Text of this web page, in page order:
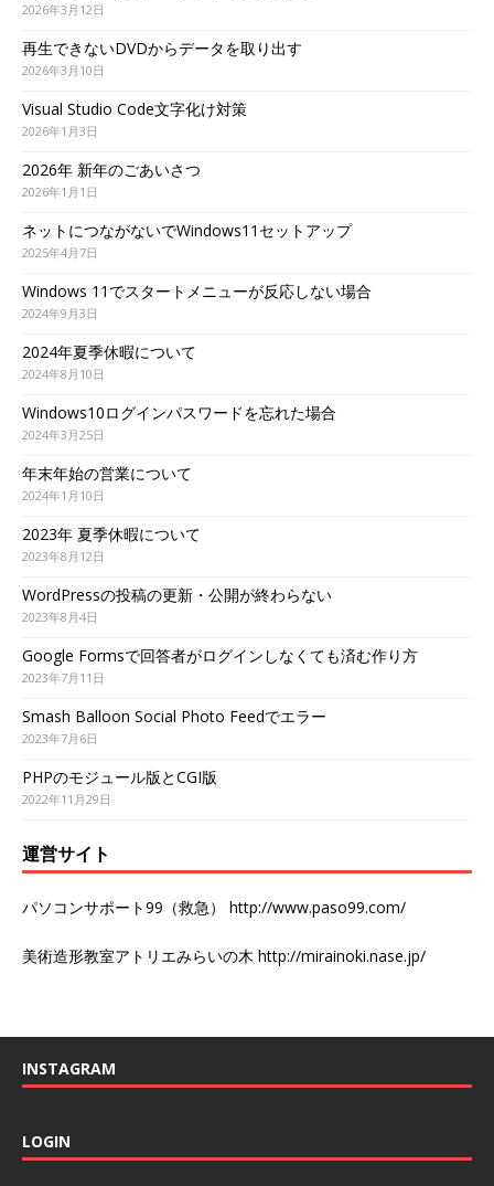
2026年3月12日
再生できないDVDからデータを取り出す
2026年3月10日
Visual Studio Code文字化け対策
2026年1月3日
2026年 新年のごあいさつ
2026年1月1日
ネットにつながないでWindows11セットアップ
2025年4月7日
Windows 11でスタートメニューが反応しない場合
2024年9月3日
2024年夏季休暇について
2024年8月10日
Windows10ログインパスワードを忘れた場合
2024年3月25日
年末年始の営業について
2024年1月10日
2023年 夏季休暇について
2023年8月12日
WordPressの投稿の更新・公開が終わらない
2023年8月4日
Google Formsで回答者がログインしなくても済む作り方
2023年7月11日
Smash Balloon Social Photo Feedでエラー
2023年7月6日
PHPのモジュール版とCGI版
2022年11月29日
運営サイト
パソコンサポート99（救急） http://www.paso99.com/
美術造形教室アトリエみらいの木 http://mirainoki.nase.jp/
INSTAGRAM
LOGIN